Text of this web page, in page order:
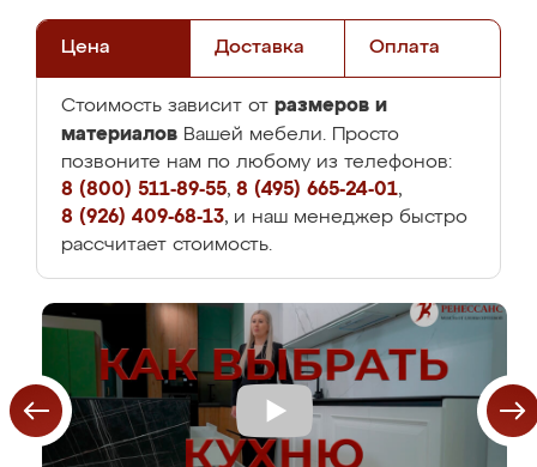
Цена Доставка Оплата
Стоимость зависит от размеров и
материалов Вашей мебели. Просто
позвоните нам по любому из телефонов:
8 (800) 511-89-55, 8 (495) 665-24-01,
8 (926) 409-68-13, и наш менеджер быстро
рассчитает стоимость.